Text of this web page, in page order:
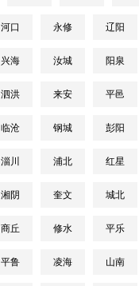
河口 永修 辽阳
兴海 汝城 阳泉
泗洪 来安 平邑
临沧 钢城 彭阳
淄川 浦北 红星
湘阴 奎文 城北
商丘 修水 平乐
平鲁 凌海 山南